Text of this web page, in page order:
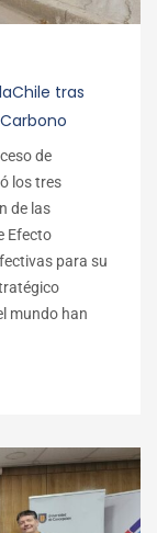
tras
de
los tres
de las
Efecto
para su
mundo han